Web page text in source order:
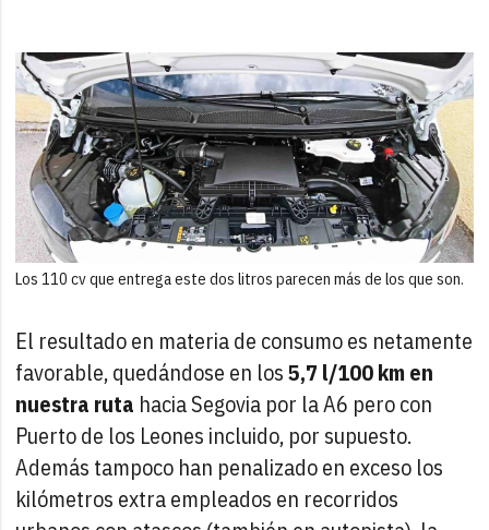
Los 110 cv que entrega este dos litros parecen más de los que son.
El resultado en materia de consumo es netamente
favorable, quedándose en los5,7 l/100 km en
nuestra ruta hacia Segovia por la A6 pero con
Puerto de los Leones incluido, por supuesto.
Además tampoco han penalizado en exceso los
kilómetros extra empleados en recorridos